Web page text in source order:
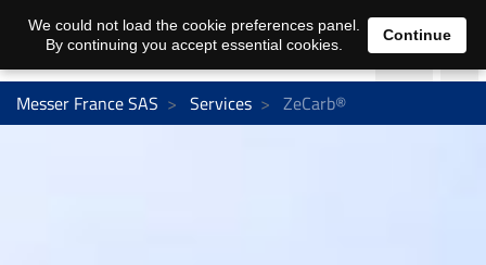
Messer France SAS Services ZeCarb®
We could not load the cookie preferences panel.
By continuing you accept essential cookies.
Continue